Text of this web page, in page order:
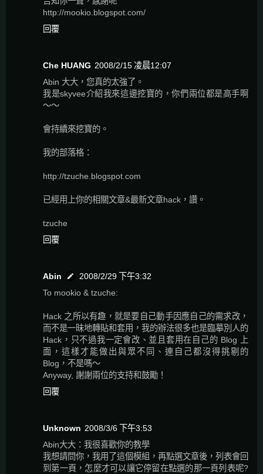
http://mookio.blogspot.com/
回覆
Che HUANG 2008/2/15 凌晨12:07
Abin 大大，您真的太強了。
我是skyvee介紹我來這邊挖寶的，你們兩位都是高手啊
～～
會持續來挖寶的。
我的部落格：
http://tzuche.blogspot.com
已經用上你的相關文章&最新文章hack，讚。
tzuche
回覆
Abin
2008/2/29 下午3:32
To mookio & tzuche:
Hack 之所以有趣，就是要自己動手因應自己的需求改，
而不是一昧地轉貼和套用，我的辦法很多也是臨摹別人的
Hack，只不過我一定會改、並且套用在自己的 Blog 上
面，這樣才能做出與眾不同、連自己都沒得挑剔的
Blog，不是嗎～
Anyway, 謝謝兩位的支持和鼓勵！
回覆
Unknown 2008/3/6 下午3:53
Abin大大：我很喜歡你的教學
我想請問你，我用了這個模組，再點選文章後，列表會回
到第一頁，怎麼才可以讓它停留在點選的那一頁列表呢?